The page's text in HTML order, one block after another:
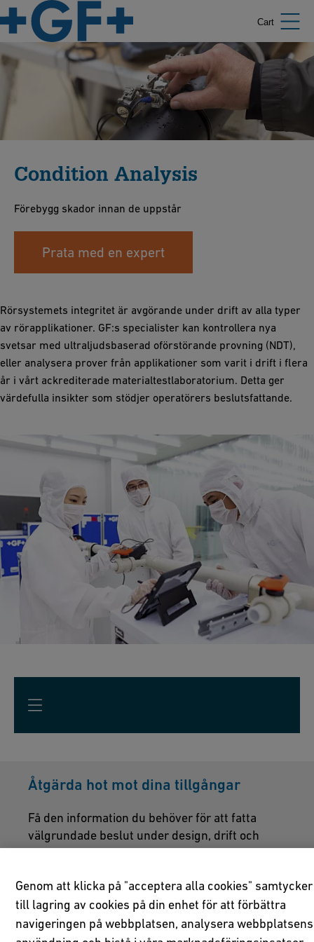
Cart
Condition Analysis
Förebygg skador innan de uppstår
Prata med en expert
Rörsystemets integritet är avgörande under drift av alla typer
av rörapplikationer. GF:s specialister kan kontrollera nya
svetsar med ultraljudsbaserad oförstörande provning (NDT),
eller analysera prover från applikationer som varit i drift i flera
år i vårt ackrediterade materialtestlaboratorium. Detta ger
värdefulla insikter som stödjer operatörers beslutsfattande.
Åtgärda hot mot dina tillgångar
Få den information du behöver för att fatta
välgrundade beslut under design, drift och
underhåll av din installation.
En beprövad leverantör och ett namn
du kan lita på
Genom att klicka på "acceptera alla cookies"
till lagring av cookies på din enhet för att förbättra
navigeringen på webbplatsen, analysera webbplatsens